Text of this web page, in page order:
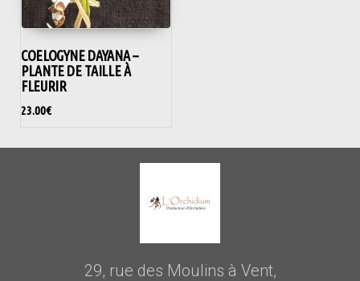
COELOGYNE DAYANA –
PLANTE DE TAILLE À
FLEURIR
23.00€
29, rue des Moulins à Vent,